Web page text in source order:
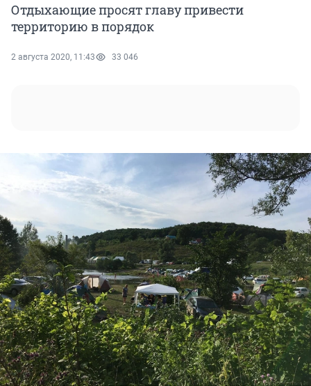
Отдыхающие просят главу привести
территорию в порядок
2 августа 2020, 11:43 33 046